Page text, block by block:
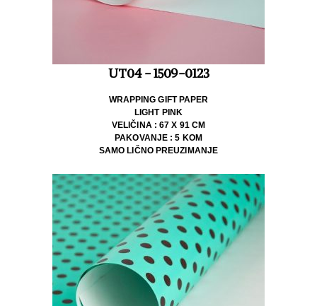
UT04 - 1509-0123
WRAPPING GIFT PAPER
LIGHT PINK
VELIČINA : 67 X 91 CM
PAKOVANJE : 5 KOM
SAMO LIČNO PREUZIMANJE